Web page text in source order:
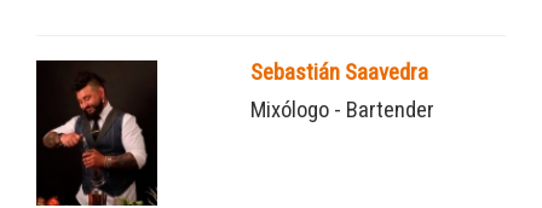
Sebastián Saavedra
Mixólogo - Bartender